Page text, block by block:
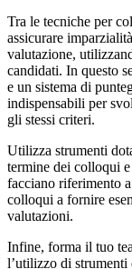
Tra le tecniche per
assicurare
valutazione,
candidati. In questo
e un sistema di
indispensabili per
gli stessi criteri.
Utilizza strumenti
termine dei colloqui
facciano riferimento
colloqui a fornire
valutazioni.
Infine, forma il tuo
l’utilizzo di strumenti